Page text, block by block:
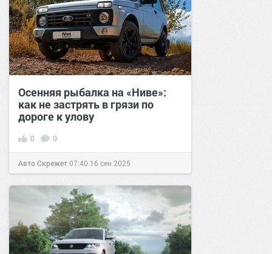
Осенняя рыбалка на «Ниве»:
как не застрять в грязи по
дороге к улову
0 0
Авто Скрежет07:40 16 сен 2025